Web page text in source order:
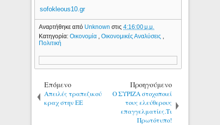
sofokleous10.gr
Αναρτήθηκε από Unknownστις4:16:00 μ.μ.
Κατηγορία:Οικονομία ,Οικονομικές Αναλύσεις
Πολιτική
Επόμενο
Απειλές τραπεζικού
κραχ στην ΕΕ
Προηγούμενο
Ο ΣΥΡΙΖΑ στοχοποιεί
τους ελεύθερους
επαγγελματίες.Τι
Πρωτότυπο!